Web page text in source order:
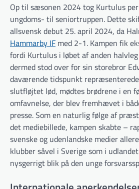
Op til sæsonen 2024 tog Kurtulus
ungdoms- til seniortruppen. Dette
allsvensk debut 25. april 2024, da
Hammarby IF med 2-1. Kampen fik
fordi Kurtulus i løbet af anden
dermed stod over for sin storebror
daværende tidspunkt
slutfløjtet lød, mødtes brødrene i en
omfavnelse, der blev fremhævet i
presse. Som en naturlig følge af
det mediebillede, kampen skabte –
svenske og udenlandske medier
klubber såvel i Sverige som i
nysgerrigt blik på den unge